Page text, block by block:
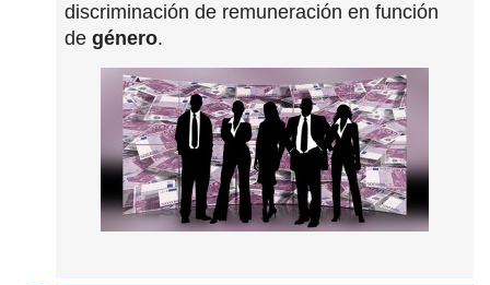
discriminación de remuneración en función
de género.